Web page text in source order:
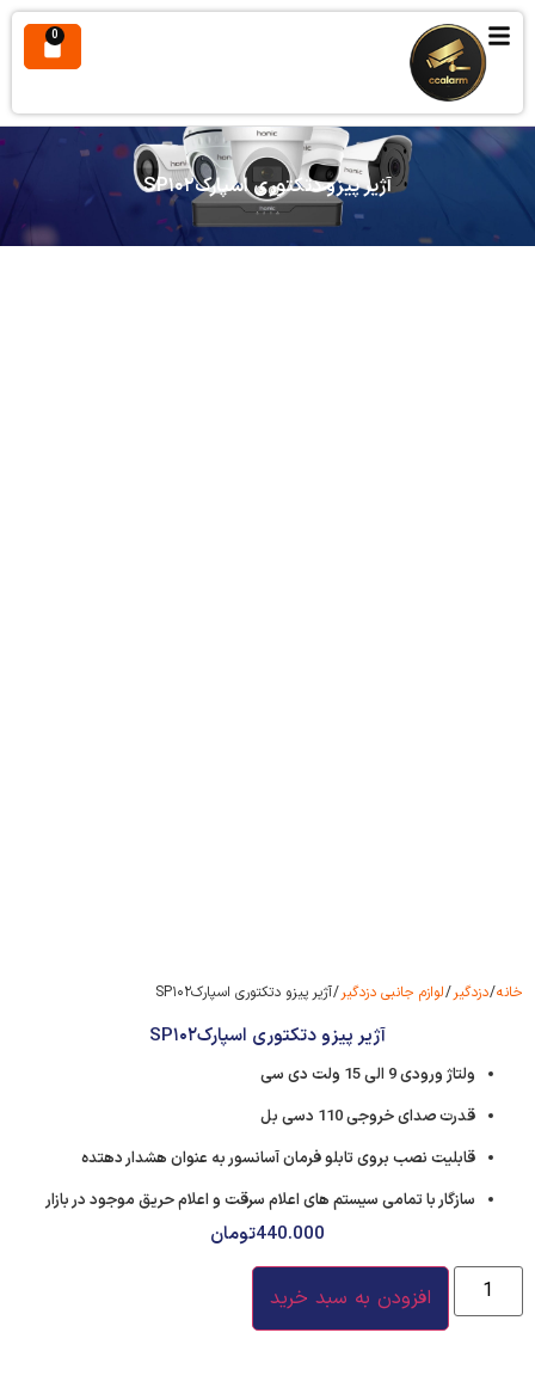
0
آژیر پیزو دتکتوری اسپارکSP۱۰۲
خانه/دزدگیر/لوازم جانبی دزدگیر/ آژیر پیزو دتکتوری اسپارکSP۱۰۲
آژیر پیزو دتکتوری اسپارکSP۱۰۲
ولتاژ ورودی 9 الی 15 ولت دی سی
قدرت صدای خروجی 110 دسی بل
قابلیت نصب بروی تابلو فرمان آسانسور به عنوان هشدار دهتده
سازگار با تمامی سیستم های اعلام سرقت و اعلام حریق موجود در بازار
440.000تومان
افزودن به سبد خرید